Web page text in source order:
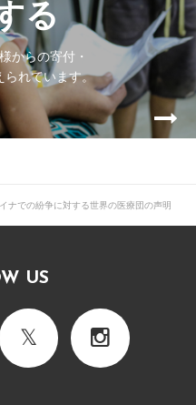
る
からの寄付・
られています。
ナでの紛争に対する世界の医療団の声明
US